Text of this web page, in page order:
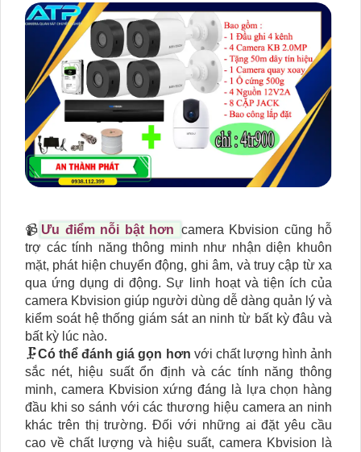
📹 Ưu điểm nỗi bật hơn camera Kbvision cũng hỗ
trợ các tính năng thông minh như nhận diện khuôn
mặt, phát hiện chuyển động, ghi âm, và truy cập từ xa
qua ứng dụng di động. Sự linh hoạt và tiện ích của
camera Kbvision giúp người dùng dễ dàng quản lý và
kiểm soát hệ thống giám sát an ninh từ bất kỳ đâu và
bất kỳ lúc nào.
🗜️Có thể đánh giá gọn hơn với chất lượng hình ảnh
sắc nét, hiệu suất ổn định và các tính năng thông
minh, camera Kbvision xứng đáng là lựa chọn hàng
đầu khi so sánh với các thương hiệu camera an ninh
khác trên thị trường. Đối với những ai đặt yêu cầu
cao về chất lượng và hiệu suất, camera Kbvision là